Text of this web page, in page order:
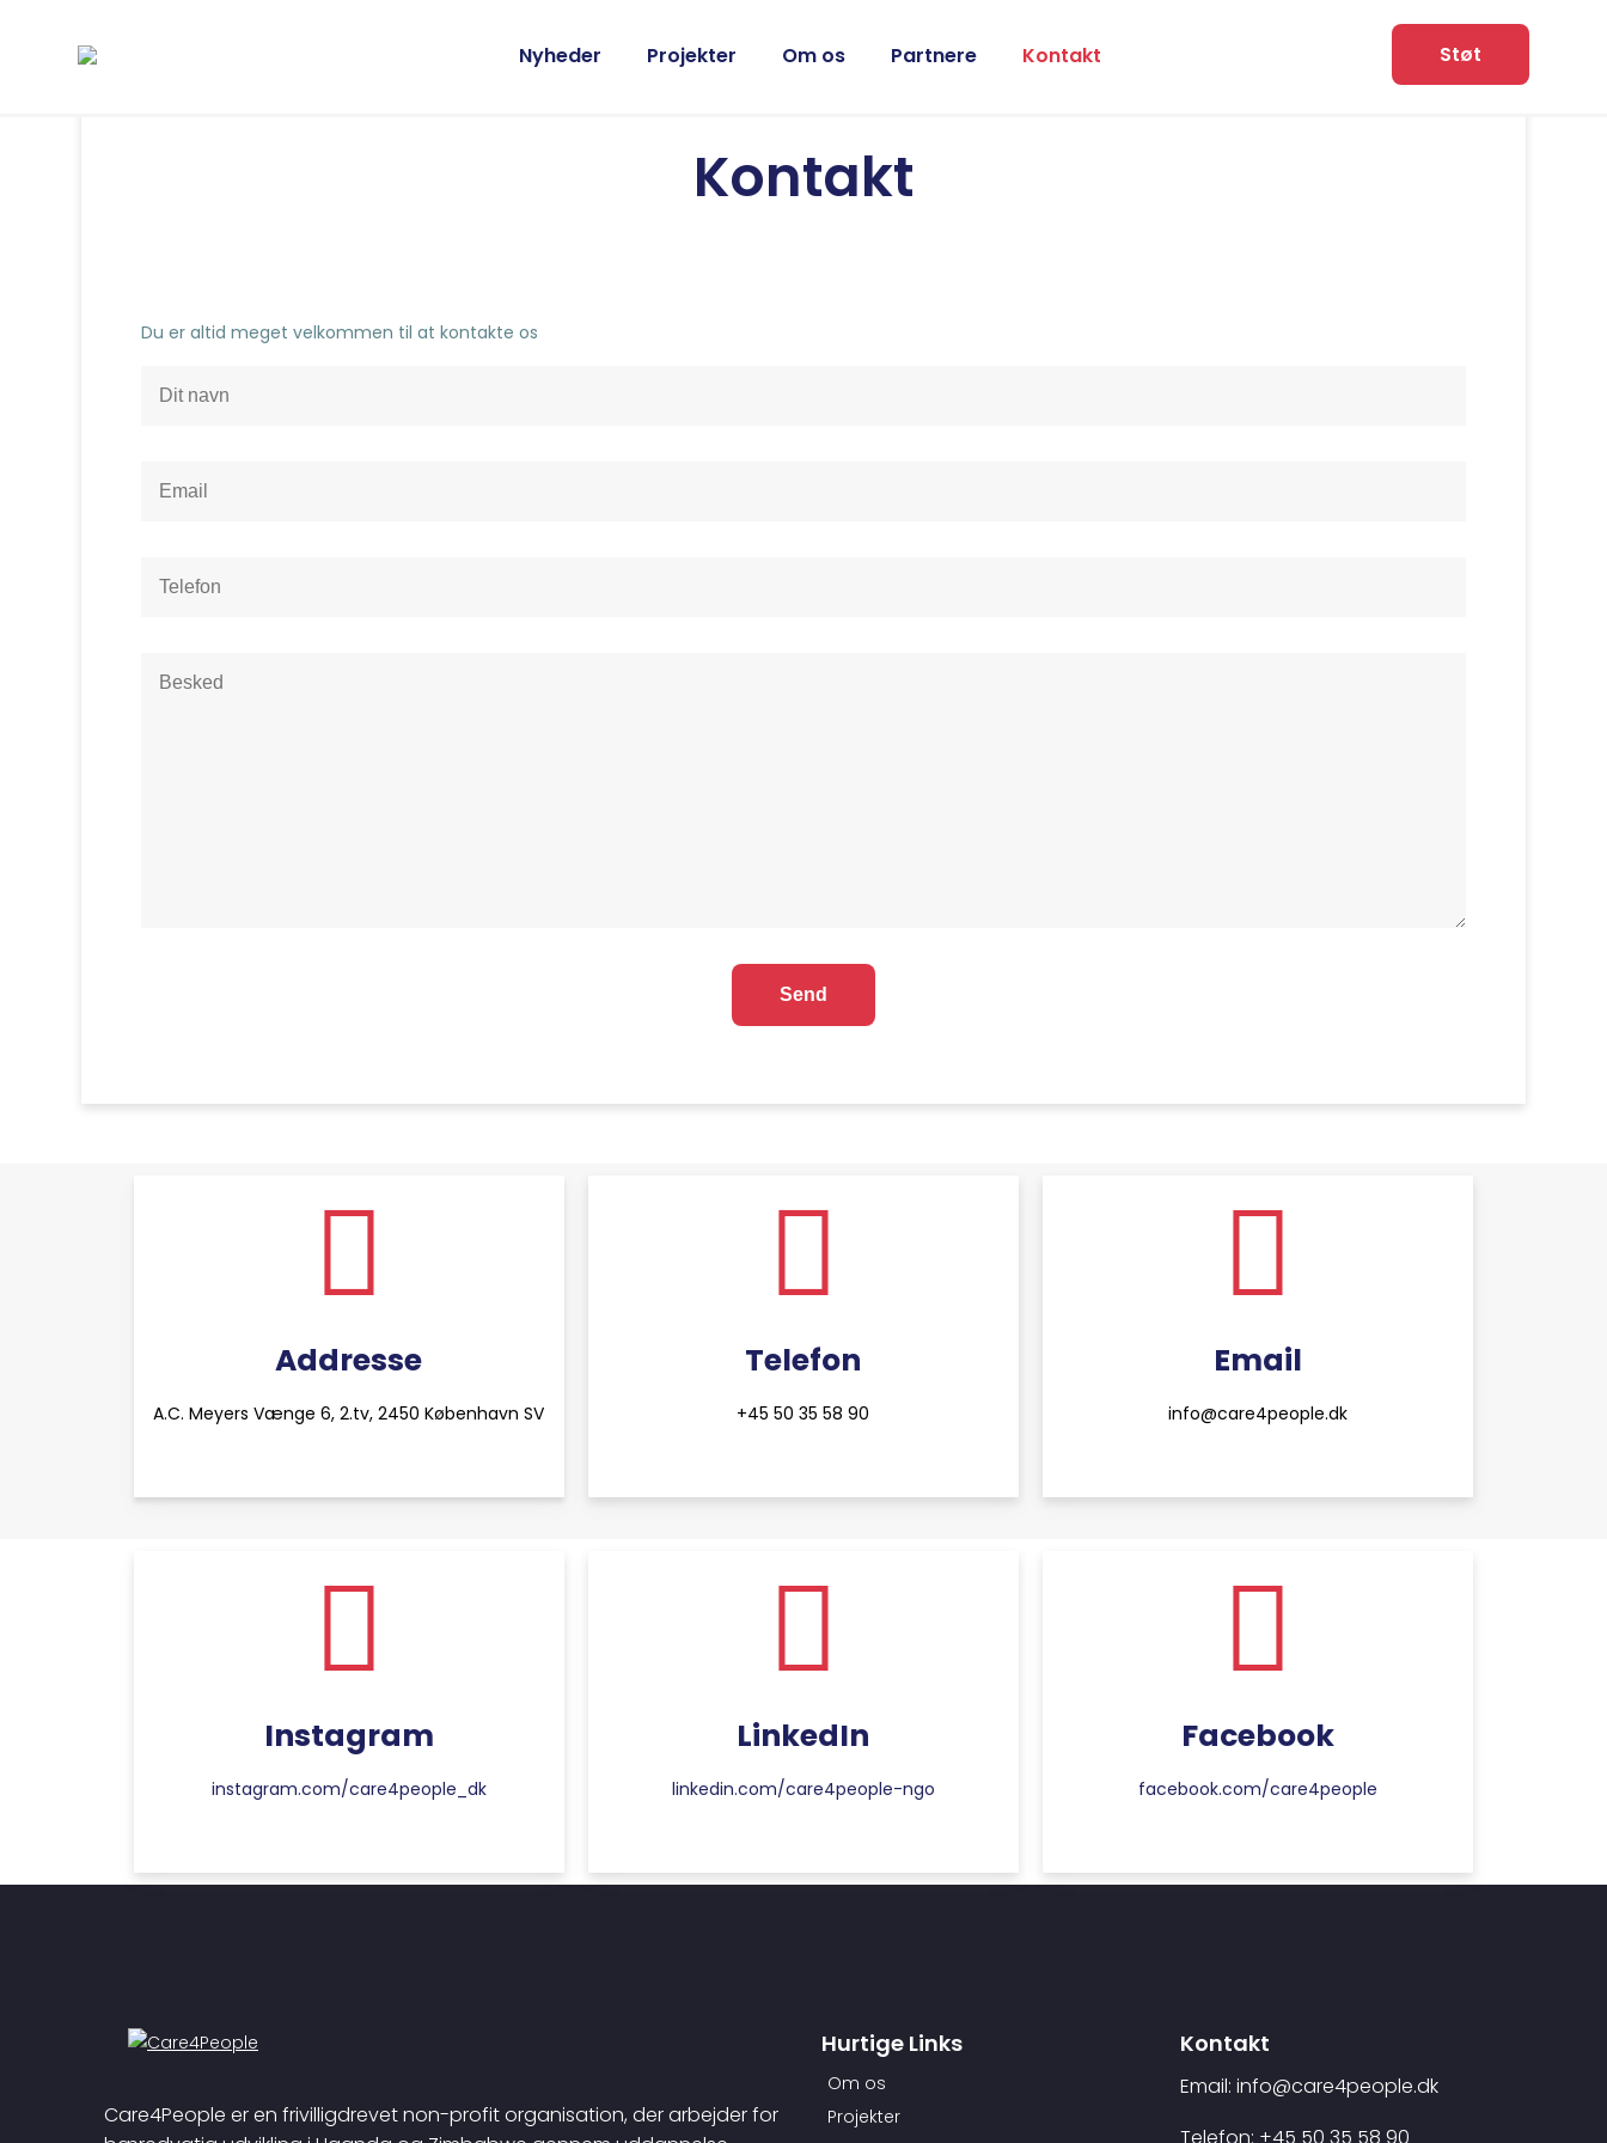
Nyheder Projekter Om os Partnere Kontakt Støt
Kontakt
Du er altid meget velkommen til at kontakte os
Addresse
A.C. Meyers Vænge 6, 2.tv, 2450 København SV
Telefon
+45 50 35 58 90
Email
info@care4people.dk
Instagram
instagram.com/care4people_dk
LinkedIn
linkedin.com/care4people-ngo
Facebook
facebook.com/care4people
Care4People er en frivilligdrevet non-profit organisation, der arbejder for
Hurtige Links
Om os
Projekter
Kontakt
Email: info@care4people.dk